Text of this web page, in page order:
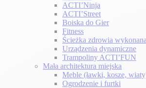
ACTI’Ninja
ACTI’Street
Boiska do Gier
Fitness
Ścieżka zdrowia
Urządzenia dynamiczne
Trampoliny ACTI’FUN
Mała architektura miejska
Meble (ławki, kosze,
Ogrodzenie i furtki